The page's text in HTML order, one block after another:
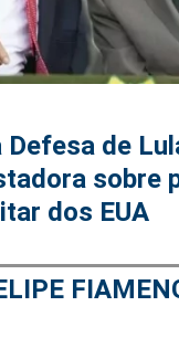
de
sobre
dos EUA